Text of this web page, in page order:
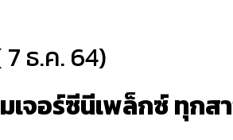
ธ.ค. 64)
เจอร์ซีนีเพล็กซ์ ทุกส